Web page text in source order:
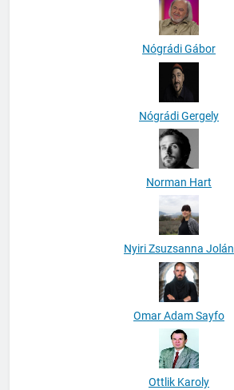
Nógrádi Gábor
Nógrádi Gergely
Norman Hart
Nyiri Zsuzsanna Jolán
Omar Adam Sayfo
Ottlik Karoly